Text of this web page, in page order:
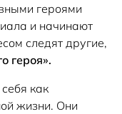
героями
и начинают
следят другие,
героя».
как
жизни. Они